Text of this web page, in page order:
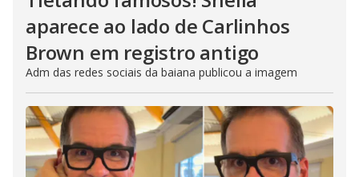
aparece ao lado de Carlinhos
Brown em registro antigo
Adm das redes sociais da baiana publicou a imagem